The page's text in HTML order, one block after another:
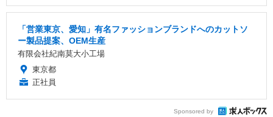
「営業東京、愛知」有名ファッションブランドへのカットソ
ー製品提案、OEM生産
有限会社紀南莫大小工場
東京都
正社員
Sponsored by